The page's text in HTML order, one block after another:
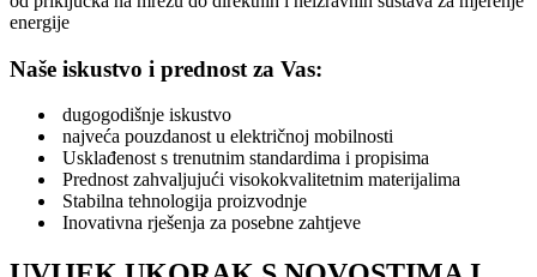
energije
Naše iskustvo i prednost za Vas:
dugogodišnje iskustvo
najveća pouzdanost u električnoj mobilnosti
Usklađenost s trenutnim standardima i propisima
Prednost zahvaljujući visokokvalitetnim materijalima
Stabilna tehnologija proizvodnje
Inovativna rješenja za posebne zahtjeve